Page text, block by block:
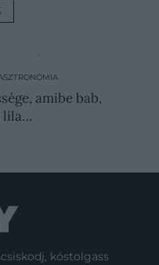
konyhákban
amibe bab,
lila…
kóstolgass